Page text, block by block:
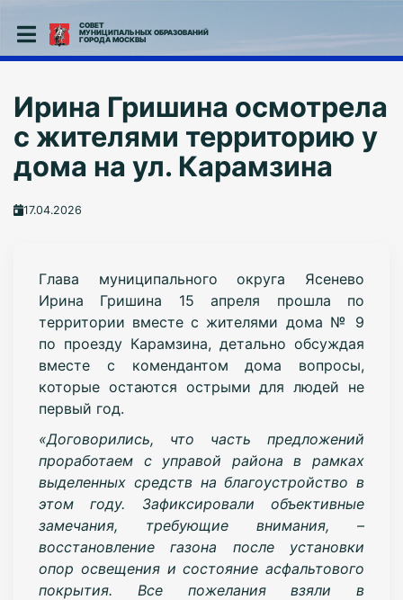
СОВЕТ
МУНИЦИПАЛЬНЫХ ОБРАЗОВАНИЙ
ГОРОДА МОСКВЫ
Ирина Гришина осмотрела
с жителями территорию у
дома на ул. Карамзина
17.04.2026
Глава муниципального округа Ясенево
Ирина Гришина 15 апреля прошла по
территории вместе с жителями дома № 9
по проезду Карамзина, детально обсуждая
вместе с комендантом дома вопросы,
которые остаются острыми для людей не
первый год.
«Договорились, что часть предложений
проработаем с управой района в рамках
выделенных средств на благоустройство в
этом году. Зафиксировали объективные
замечания, требующие внимания, –
восстановление газона после установки
опор освещения и состояние асфальтового
покрытия. Все пожелания взяли в